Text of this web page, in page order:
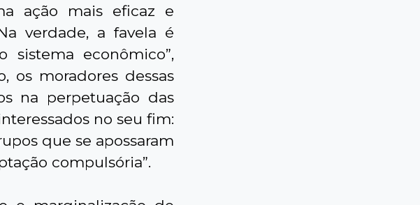
ação mais eficaz e
verdade, a favela é
econômico”,
os moradores dessas
na perpetuação das
no seu fim:
que se apossaram
compulsória”.